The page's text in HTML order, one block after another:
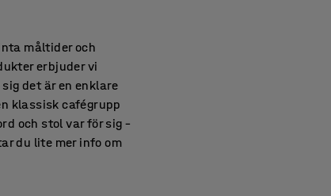
måltider och
erbjuder vi
det är en enklare
klassisk cafégrupp
och stol var för sig –
du lite mer info om